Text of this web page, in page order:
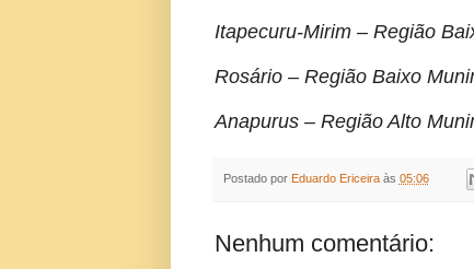
Itapecuru-Mirim – Região
Rosário – Região Baixo
Anapurus – Região Alto
Postado por Eduardo Ericeira às 05:06
Nenhum comentário: